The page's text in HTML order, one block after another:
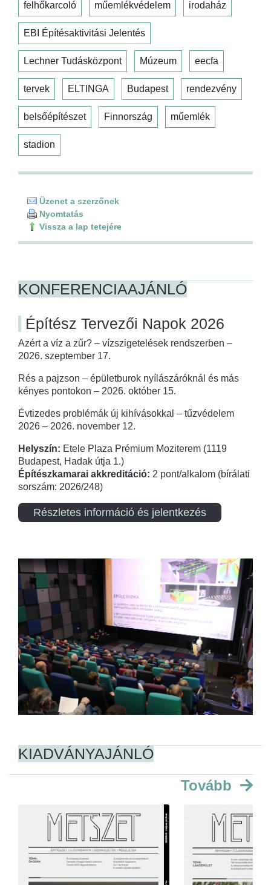
felhőkarcoló műemlékvédelem irodaház
EBI Építésaktivitási Jelentés
Lechner Tudásközpont Múzeum eecfa
tervek ELTINGA Budapest rendezvény
belsőépítészet Finnország műemlék
stadion
Üzenet a szerzőnek
Nyomtatás
Vissza a lap tetejére
KONFERENCIAAJÁNLÓ
Építész Tervezői Napok 2026
Azért a víz a zűr? – vízszigetelések rendszerben –
2026. szeptember 17.
Rés a pajzson – épületburok nyílászáróknál és más
kényes pontokon – 2026. október 15.
Évtizedes problémák új kihívásokkal – tűzvédelem
2026 – 2026. november 12.
Helyszín: Etele Plaza Prémium Moziterem (1119
Budapest, Hadak útja 1.)
Építészkamarai akkreditáció: 2 pont/alkalom (bírálati
sorszám: 2026/248)
Részletes információ és jelentkezés
KIADVÁNYAJÁNLÓ
Tovább